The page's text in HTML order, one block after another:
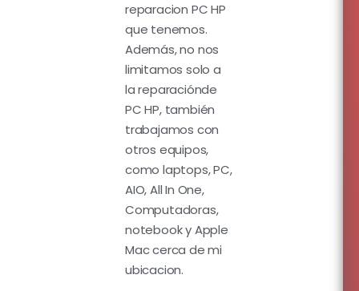
reparacion PC HP
que tenemos.
Además, no nos
limitamos solo a
la reparaciónde
PC HP, también
trabajamos con
otros equipos,
como laptops, PC,
AIO, All In One,
Computadoras,
notebook y Apple
Mac cerca de mi
ubicacion.